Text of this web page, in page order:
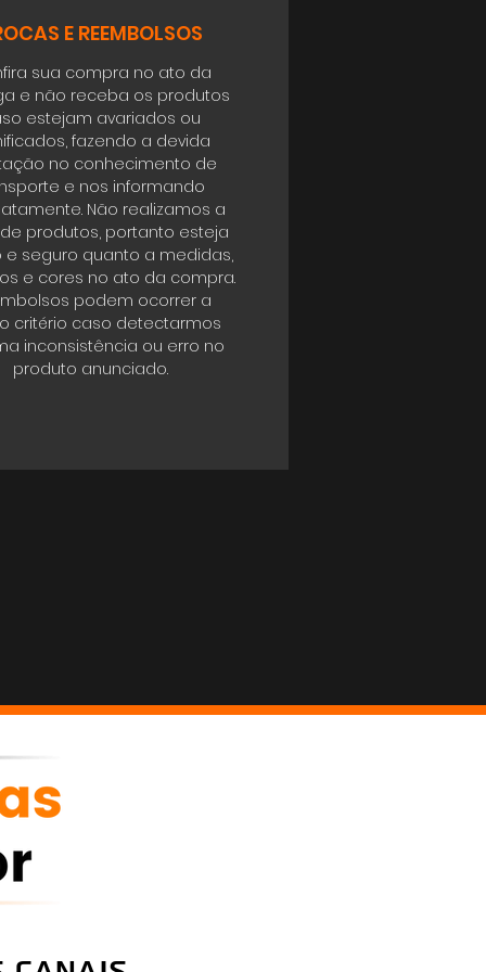
E REEMBOLSOS
sua compra no ato da
e não receba os produtos
estejam avariados ou
fazendo a devida
no conhecimento de
e nos informando
Não realizamos a
produtos, portanto esteja
e seguro quanto a medidas,
e cores no ato da compra.
podem ocorrer a
critério caso detectarmos
inconsistência ou erro no
produto anunciado.